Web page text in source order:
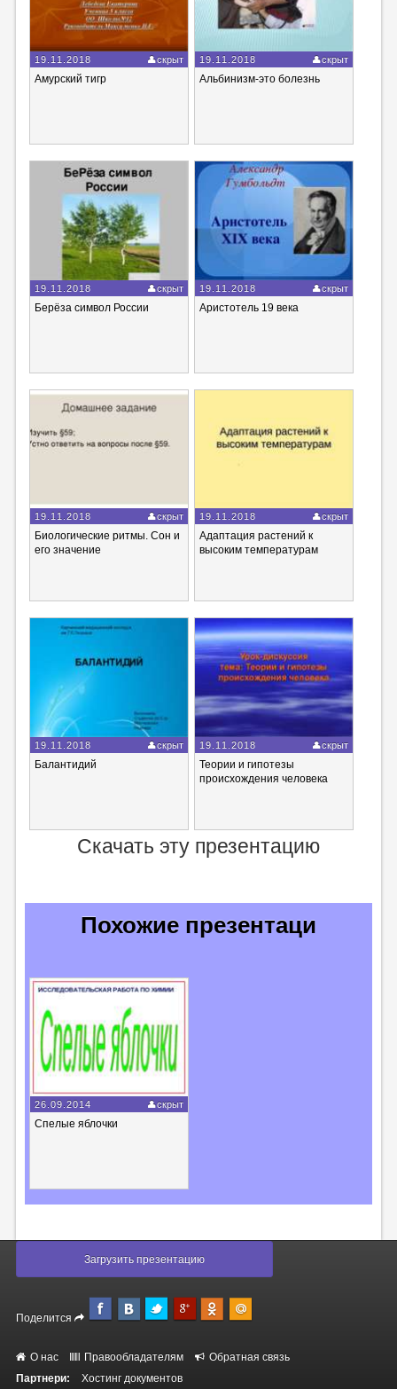
19.11.2018 скрыт
Амурский тигр
19.11.2018 скрыт
Альбинизм-это болезнь
19.11.2018 скрыт
Берёза символ России
19.11.2018 скрыт
Аристотель 19 века
19.11.2018 скрыт
Биологические ритмы. Сон и
его значение
19.11.2018 скрыт
Адаптация растений к
высоким температурам
19.11.2018 скрыт
Балантидий
19.11.2018 скрыт
Теории и гипотезы
происхождения человека
Скачать эту презентацию
Похожие презентаци
26.09.2014 скрыт
Cпелые яблочки
Загрузить презентацию
Поделится
О нас Правообладателям
Обратная связь
Партнери:
Хостинг документов